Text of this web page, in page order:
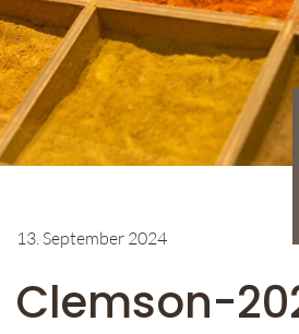
13. September 2024
Clemson-